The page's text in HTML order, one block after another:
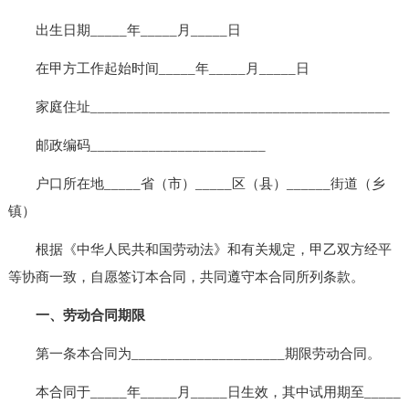
出生日期_____年_____月_____日
在甲方工作起始时间_____年_____月_____日
家庭住址_________________________________________
邮政编码________________________
户口所在地_____省（市）_____区（县）______街道（乡
镇）
根据《中华人民共和国劳动法》和有关规定，甲乙双方经平
等协商一致，自愿签订本合同，共同遵守本合同所列条款。
一、劳动合同期限
第一条本合同为_____________________期限劳动合同。
本合同于_____年_____月_____日生效，其中试用期至_____